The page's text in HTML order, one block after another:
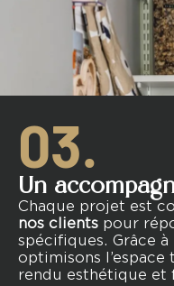
03.
Un
Chaque projet est
nos clients pour
spécifiques. Grâce
optimisons
rendu esthétique et